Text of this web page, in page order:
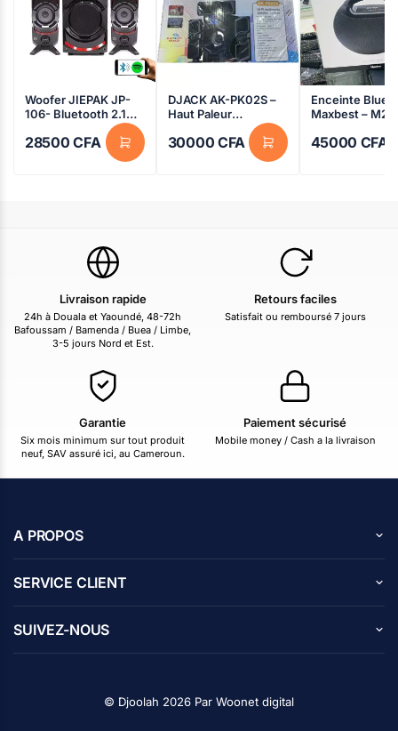
Woofer JIEPAK JP-
106- Bluetooth 2.1CH
-8500W X-bass
haut-parleurs
28500CFA
DJACK AK-PK02S –
Haut Paleur
Bluetooth – 60W –
Multimédia
30000 CFA
Enceinte
Maxbest – M2
45000 CFA
Livraison rapide
24h à Douala et Yaoundé, 48-72h
Bafoussam / Bamenda / Buea / Limbe,
3-5 jours Nord et Est.
Retours faciles
Satisfait ou remboursé 7 jours
Garantie
Six mois minimum sur tout produit
neuf, SAV assuré ici, au Cameroun.
Paiement sécurisé
Mobile money / Cash a la livraison
A PROPOS
Carrières
Contactez nous
SERVICE CLIENT
Blog
Suivi de commande
SUIVEZ-NOUS
© Djoolah 2026 Par Woonet digital